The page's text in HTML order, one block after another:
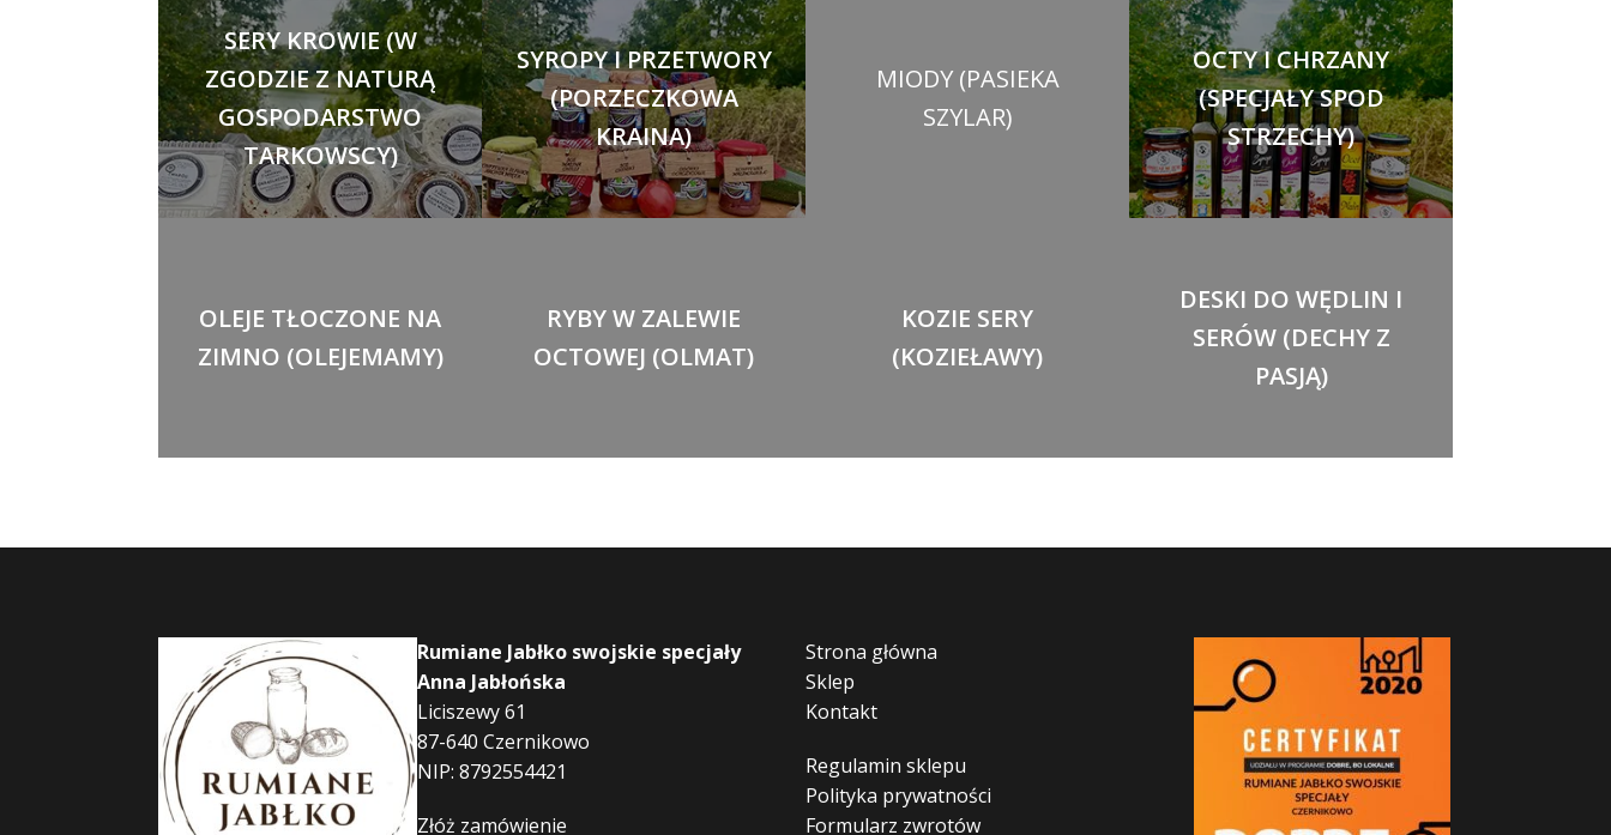
SERY KROWIE (W
ZGODZIE Z NATURĄ
GOSPODARSTWO
TARKOWSCY)
SYROPY I PRZETWORY
(PORZECZKOWA
KRAINA)
MIODY (PASIEKA
SZYLAR)
OCTY I CHRZANY
(SPECJAŁY SPOD
STRZECHY)
OLEJE TŁOCZONE NA
ZIMNO (OLEJEMAMY)
RYBY W ZALEWIE
OCTOWEJ (OLMAT)
KOZIE SERY
(KOZIEŁAWY)
DESKI DO WĘDLIN I
SERÓW (DECHY Z
PASJĄ)
Rumiane Jabłko swojskie specjały
Anna Jabłońska
Liciszewy 61
87-640 Czernikowo
NIP: 8792554421
Złóż zamówienie
Strona główna
Sklep
Kontakt
Regulamin sklepu
Polityka prywatności
Formularz zwrotów